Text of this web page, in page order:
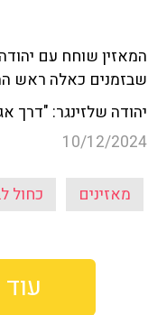
שבזמנים כאלה ראש
יהודה שלזינגר: "דרך
10/12/2024
מאזינים כחול